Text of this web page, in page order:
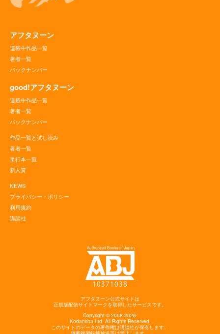
アフタヌーン
連載中作品一覧
著者一覧
バックナンバー
good!アフタヌーン
連載中作品一覧
著者一覧
バックナンバー
作品一覧と試し読み
著者一覧
単行本一覧
新人賞
NEWS
プライバシー・ポリシー
利用規約
講談社
アフタヌーン公式サイトは
正規版配信サイトマークを取得したサービスです。
Copyright © 2008-2026
KodanshaLtd. All Rights Reserved.
このサイトのデータの著作権は講談社が保有します。